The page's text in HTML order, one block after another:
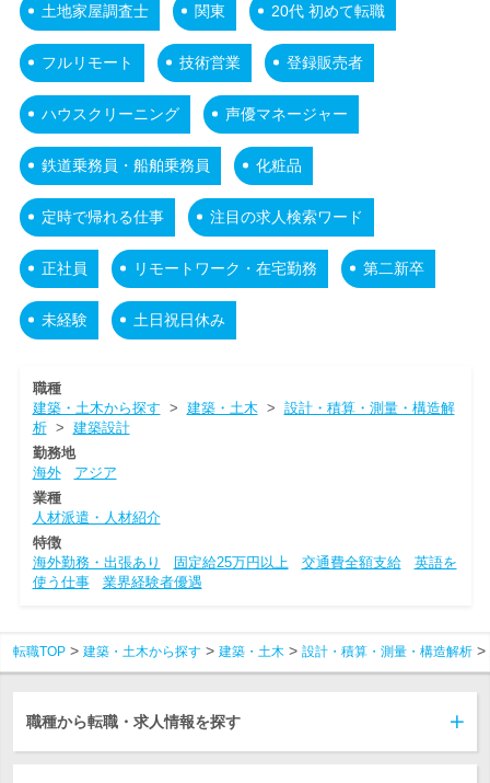
土地家屋調査士 関東 20代 初めて転職
フルリモート 技術営業 登録販売者
ハウスクリーニング 声優マネージャー
鉄道乗務員・船舶乗務員 化粧品
定時で帰れる仕事 注目の求人検索ワード
正社員 リモートワーク・在宅勤務 第二新卒
未経験 土日祝日休み
職種
建築・土木から探す > 建築・土木 > 設計・積算・測量・構造解
析> 建築設計
勤務地
海外
アジア
業種
人材派遣・人材紹介
特徴
海外勤務・出張あり
固定給25万円以上 交通費全額支給
英語を
使う仕事
業界経験者優遇
転職TOP 建築・土木から探す 建築・土木 設計・積算・測量・構造解析
職種から転職・求人情報を探す